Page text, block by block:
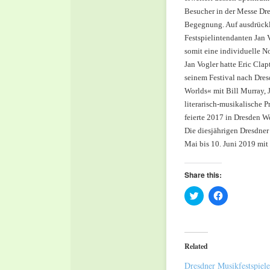
Besucher in der Messe
Begegnung. Auf
Festspielintendanten Jan
somit eine individuelle
Jan Vogler hatte Eric
seinem Festival nach
Worlds« mit Bill Murray,
literarisch-musikalische
feierte 2017 in Dresden
Die diesjährigen
Mai bis 10. Juni 2019 mit
Share this:
Click
to
(Opens
in
new
Click
to
Related
Dresdner Musikfestspiele